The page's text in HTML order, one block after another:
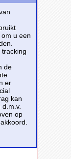
zit
bijFun-en-
u een
de
er
kan
op